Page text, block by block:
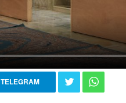
TELEGRAM